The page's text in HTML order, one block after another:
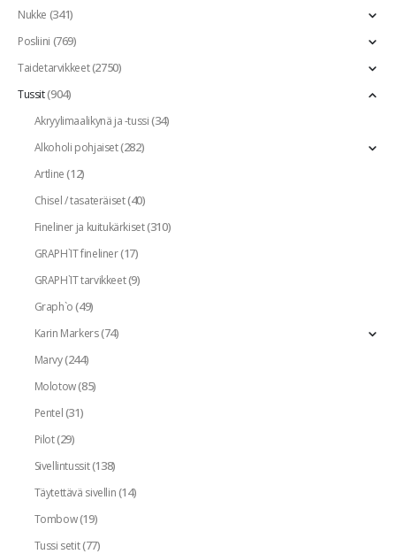
Nukke (341)
Posliini (769)
Taidetarvikkeet(2750)
Tussit(904)
Akryylimaalikynä ja -tussi(34)
Alkoholi pohjaiset(282)
Artline (12)
Chisel / tasateräiset(40)
Fineliner ja kuitukärkiset(310)
GRAPH`IT fineliner(17)
GRAPH`IT tarvikkeet(9)
Graph`o (49)
Karin Markers(74)
Marvy(244)
Molotow(85)
Pentel(31)
Pilot(29)
Sivellintussit(138)
Täytettävä sivellin(14)
Tombow(19)
Tussi setit(77)